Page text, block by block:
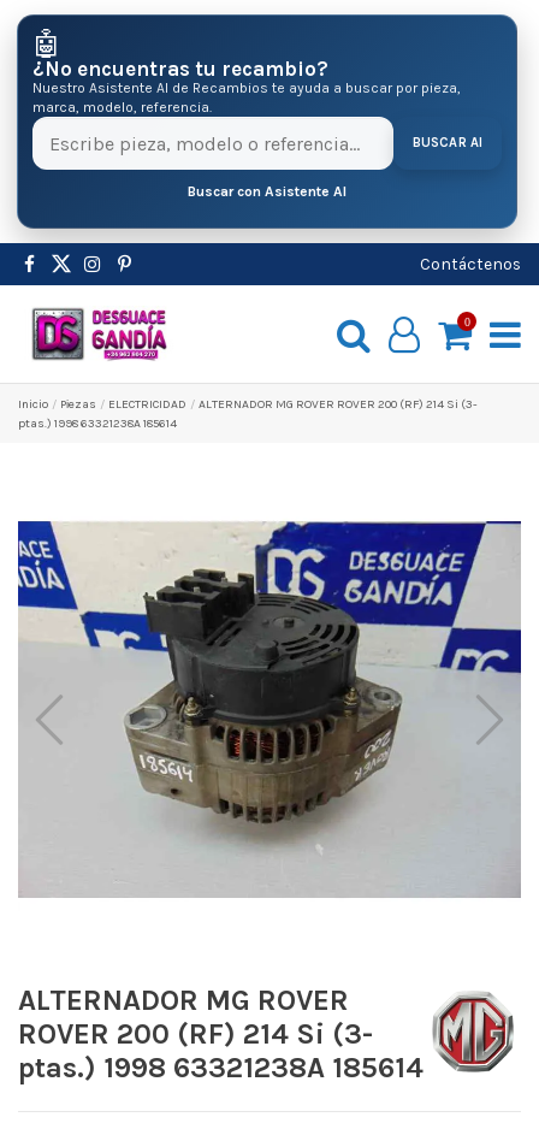
🤖
¿No encuentras tu recambio?
Nuestro Asistente AI de Recambios te ayuda a buscar por pieza,
marca, modelo, referencia.
BUSCAR AI
Buscar con Asistente AI
Contáctenos
0
Inicio Pіezas ELECTRICIDAD
ALTERNADOR MG ROVER ROVER 200 (RF) 214 Si (3-
ptas.) 1998 63321238A 185614
ALTERNADOR MG ROVER
ROVER 200 (RF) 214 Si (3-
ptas.) 1998 63321238A 185614